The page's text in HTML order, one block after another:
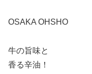
OSAKA OHSHO
牛の旨味と
香る辛油！